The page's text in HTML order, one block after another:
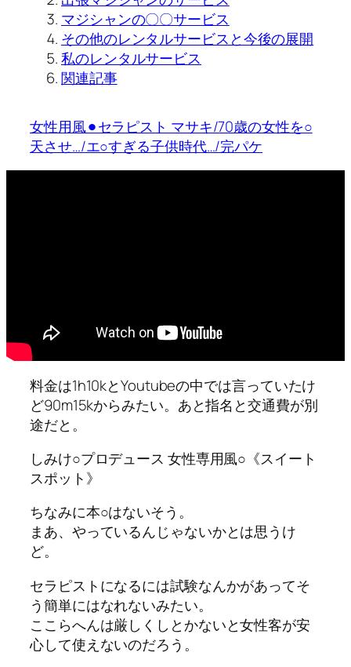
マジシャンの〇〇サービス
その他のレンタルサービスと今後の展開
私のレンタルサービス
関連記事
女性用風⚫︎セラピスト マサキ/70歳の女性を○
天させ…/エ○すぎる子供時代…/完パケ
料金は1h10kとYoutubeの中では言っていたけ
ど90m15kからみたい。あと指名と交通費が別
途だと。
しみけ○プロデュース 女性専用風○《スイート
スポット》
ちなみに本○はないそう。
まあ、やっているんじゃないかとは思うけ
ど。
セラピストになるには試験なんかがあってそ
う簡単にはなれないみたい。
ここらへんは厳しくしとかないと女性客が安
心して使えないのだろう。